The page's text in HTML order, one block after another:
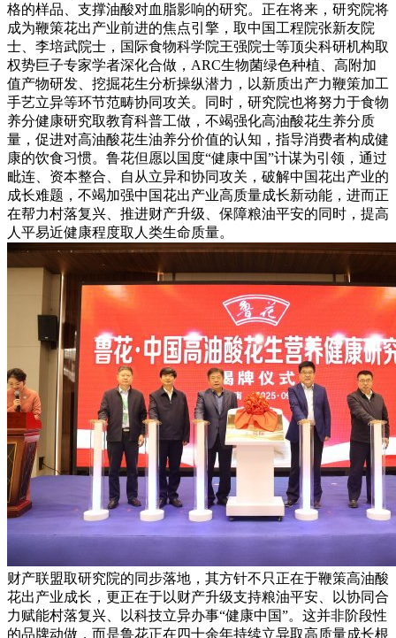
格的样品、支撑油酸对血脂影响的研究。正在将来，研究院将
成为鞭策花出产业前进的焦点引擎，取中国工程院张新友院
士、李培武院士，国际食物科学院王强院士等顶尖科研机构取
权势巨子专家学者深化合做，ARC生物菌绿色种植、高附加
值产物研发、挖掘花生分析操纵潜力，以新质出产力鞭策加工
手艺立异等环节范畴协同攻关。同时，研究院也将努力于食物
养分健康研究取教育科普工做，不竭强化高油酸花生养分质
量，促进对高油酸花生油养分价值的认知，指导消费者构成健
康的饮食习惯。鲁花但愿以国度“健康中国”计谋为引领，通过
毗连、资本整合、自从立异和协同攻关，破解中国花出产业的
成长难题，不竭加强中国花出产业高质量成长新动能，进而正
在帮力村落复兴、推进财产升级、保障粮油平安的同时，提高
人平易近健康程度取人类生命质量。
财产联盟取研究院的同步落地，其方针不只正在于鞭策高油酸
花出产业成长，更正在于以财产升级支持粮油平安、以协同合
力赋能村落复兴、以科技立异办事“健康中国”。这并非阶段性
的品牌动做，而是鲁花正在四十余年持续立异取高质量成长根